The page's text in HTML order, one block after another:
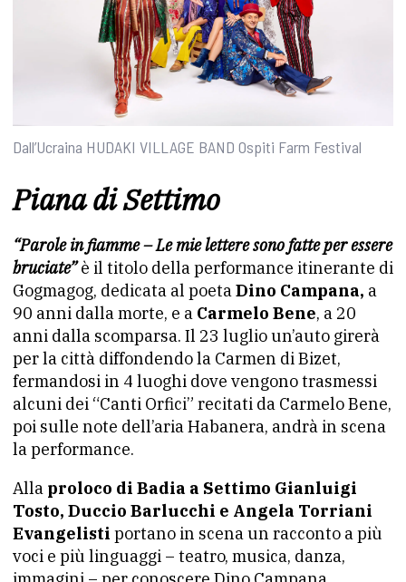
Dall’Ucraina HUDAKI VILLAGE BAND Ospiti Farm Festival
Piana di Settimo
“Parole in fiamme – Le mie lettere sono fatte per essere
bruciate”è il titolo della performance itinerante di
Gogmagog, dedicata al poeta Dino Campana, a
90 anni dalla morte, e a Carmelo Bene, a 20
anni dalla scomparsa. Il 23 luglio un’auto girerà
per la città diffondendo la Carmen di Bizet,
fermandosi in 4 luoghi dove vengono trasmessi
alcuni dei “Canti Orfici” recitati da Carmelo Bene,
poi sulle note dell’aria Habanera, andrà in scena
la performance.
Alla proloco di Badia a Settimo Gianluigi
Tosto, Duccio Barlucchi e Angela Torriani
Evangelisti portano in scena un racconto a più
voci e più linguaggi – teatro, musica, danza,